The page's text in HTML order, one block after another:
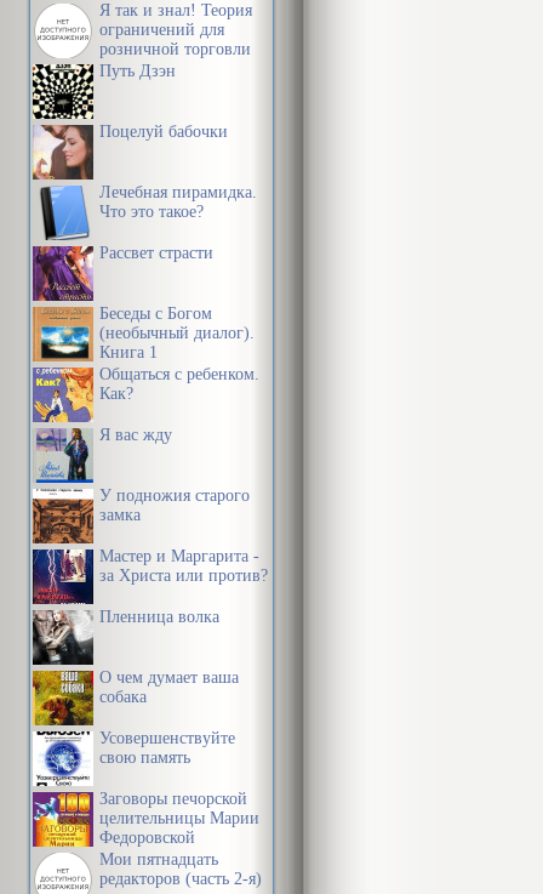
Я так и знал! Теория
ограничений для
розничной торговли
Путь Дзэн
Поцелуй бабочки
Лечебная пирамидка.
Что это такое?
Рассвет страсти
Беседы с Богом
(необычный диалог).
Книга 1
Общаться с ребенком.
Как?
Я вас жду
У подножия старого
замка
Мастер и Маргарита -
за Христа или против?
Пленница волка
О чем думает ваша
собака
Усовершенствуйте
свою память
Заговоры печорской
целительницы Марии
Федоровской
Мои пятнадцать
редакторов (часть 2-я)